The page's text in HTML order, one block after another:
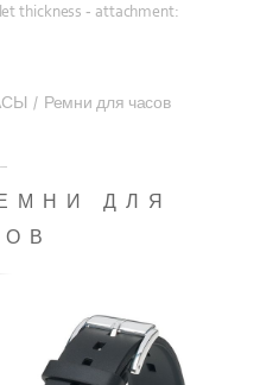
thickness - attachment:
/ Ремни для часов
ДЛЯ